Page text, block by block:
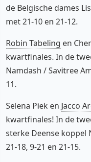
de Belgische dames
met 21-10 en 21-12.
Robin Tabeling en
kwartfinales. In de
Namdash / Savitree
11.
Selena Piek en Jacco
kwartfinales! In de
sterke Deense koppel
21-18, 9-21 en 21-15.